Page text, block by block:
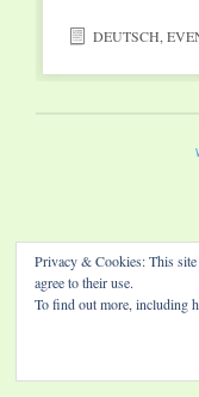
DEUTSCH,
Privacy & Cookies: This
agree to their use.
To find out more, including